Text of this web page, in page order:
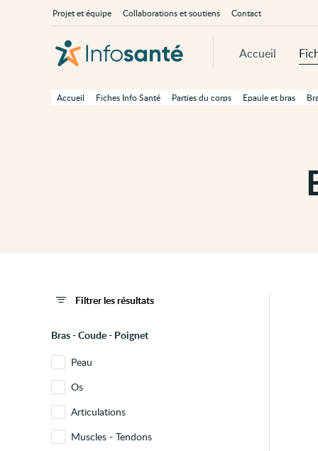
Accueil Fiches Info Santé Parties du corps Epaule et bras
principale
Accueil
À
propos
Projet et équipe Collaborations et soutiens Contact
Filtrer les résultats
Bras - Coude - Poignet
Peau
Os
Articulations
Muscles - Tendons